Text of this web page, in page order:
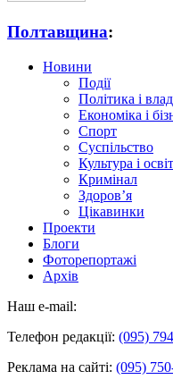
Полтавщина:
Новини
Події
Політика і
Економіка і
Спорт
Суспільство
Культура і
Кримінал
Здоров’я
Цікавинки
Проекти
Блоги
Фоторепортажі
Архів
Наш e-mail:
Телефон редакції: (095)
Реклама на сайті: (095)